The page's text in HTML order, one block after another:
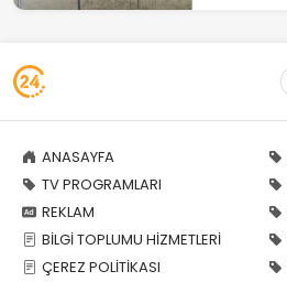
ANASAYFA
TV PROGRAMLARI
REKLAM
BİLGİ TOPLUMU HİZMETLERİ
ÇEREZ POLİTİKASI